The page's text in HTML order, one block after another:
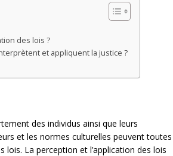
des lois ?
et appliquent la justice ?
des individus ainsi que leurs
et les normes culturelles peuvent toutes
La perception et l’application des lois